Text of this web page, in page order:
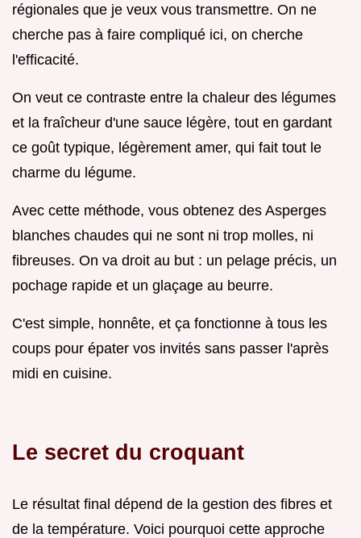
régionales que je veux vous transmettre. On ne
cherche pas à faire compliqué ici, on cherche
l'efficacité.
On veut ce contraste entre la chaleur des légumes
et la fraîcheur d'une sauce légère, tout en gardant
ce goût typique, légèrement amer, qui fait tout le
charme du légume.
Avec cette méthode, vous obtenez des Asperges
blanches chaudes qui ne sont ni trop molles, ni
fibreuses. On va droit au but : un pelage précis, un
pochage rapide et un glaçage au beurre.
C'est simple, honnête, et ça fonctionne à tous les
coups pour épater vos invités sans passer l'après
midi en cuisine.
Le secret du croquant
Le résultat final dépend de la gestion des fibres et
de la température. Voici pourquoi cette approche